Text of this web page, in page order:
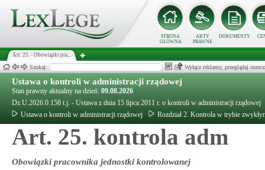
STRONA
GŁÓWNA
AKTY
PRAWNE
DOKUMENTY
Art. 25. - Obowiązki pra...
Szukaj: Wyłącz reklamy, przeglądaj
Ustawa o kontroli w administracji rządowej
Stan prawny aktualny na dzień: 09.08.2026
Dz.U.2026.0.158 t.j. - Ustawa z dnia 15 lipca 2011 r. o kontroli w administracji rządowej
Ustawa o kontroli w administracji rządowej
Rozdział 2. Kontrola w trybie
Art. 25. kontrola adm
Obowiązki pracownika jednostki kontrolowanej